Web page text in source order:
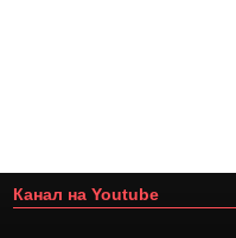
Канал на Youtube